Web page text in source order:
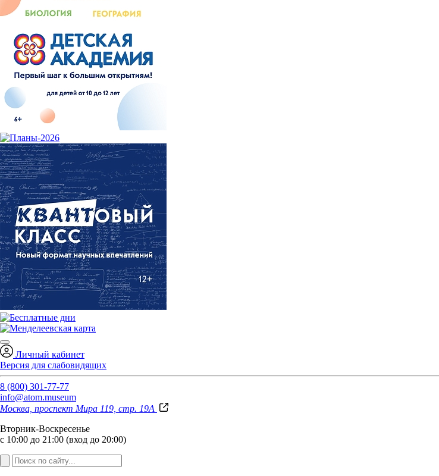
Личный кабинет
Версия для слабовидящих
8 (800) 301-77-77
info@atom.museum
Москва, проспект Мира 119, стр. 19А
Вторник-Воскресенье
с 10:00 до 21:00 (вход до 20:00)